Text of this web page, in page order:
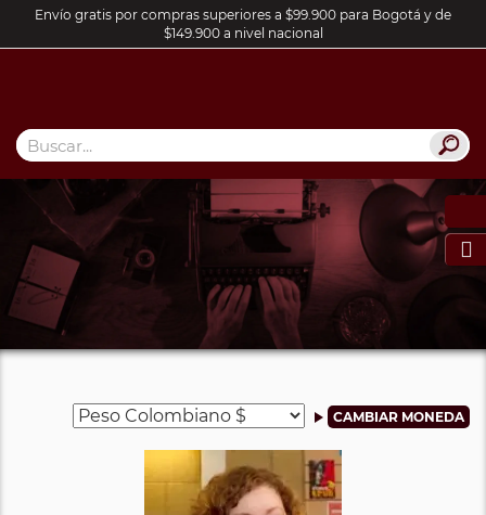
Envío gratis por compras superiores a $99.900 para Bogotá y de
$149.900 a nivel nacional
